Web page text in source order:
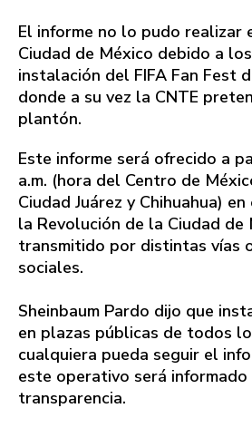
El informe no lo pudo realizar
Ciudad de México debido a
instalación del FIFA Fan Fest
donde a su vez la CNTE
plantón.
Este informe será ofrecido a
a.m. (hora del Centro de
Ciudad Juárez y Chihuahua)
la Revolución de la Ciudad de
transmitido por distintas vías
sociales.
Sheinbaum Pardo dijo que
en plazas públicas de todos
cualquiera pueda seguir el
este operativo será informado
transparencia.